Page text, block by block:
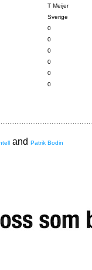
T Meijer
Sverige
0
0
0
0
0
0
and Patrik Bodin